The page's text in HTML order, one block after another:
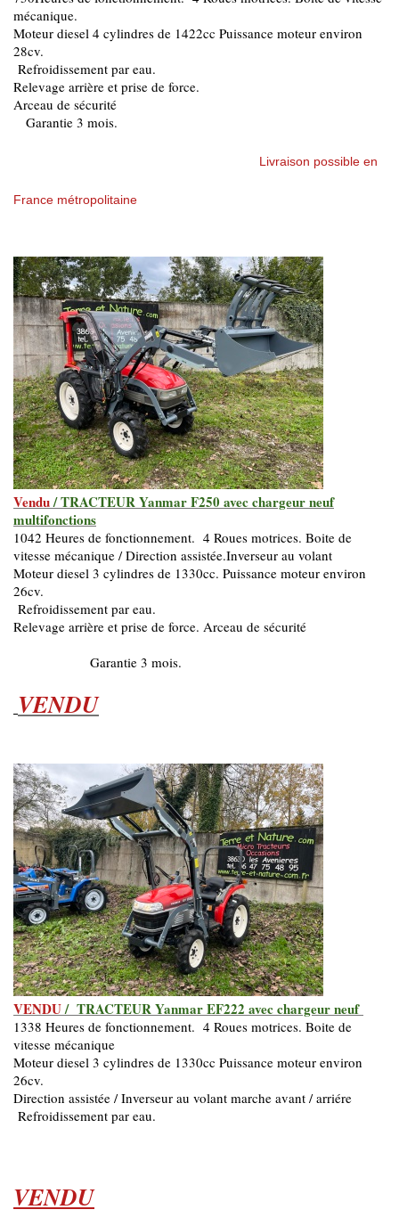
mécanique.
Moteur diesel 4 cylindres de 1422cc Puissance moteur environ
28cv.
Refroidissement par eau.
Relevage arrière et prise de force.
Arceau de sécurité
Garantie 3 mois.
Livraison possible en
France métropolitaine
Vendu/ TRACTEUR Yanmar F250 avec chargeur neuf
multifonctions
1042 Heures de fonctionnement. 4 Roues motrices. Boite de
vitesse mécanique / Direction assistée.Inverseur au volant
Moteur diesel 3 cylindres de 1330cc. Puissance moteur environ
26cv.
Refroidissement par eau.
Relevage arrière et prise de force. Arceau de sécurité
Garantie 3 mois.
VENDU
VENDU/ TRACTEUR Yanmar EF222 avec chargeur neuf
1338 Heures de fonctionnement. 4 Roues motrices. Boite de
vitesse mécanique
Moteur diesel 3 cylindres de 1330cc Puissance moteur environ
26cv.
Direction assistée / Inverseur au volant marche avant / arriére
Refroidissement par eau.
VENDU